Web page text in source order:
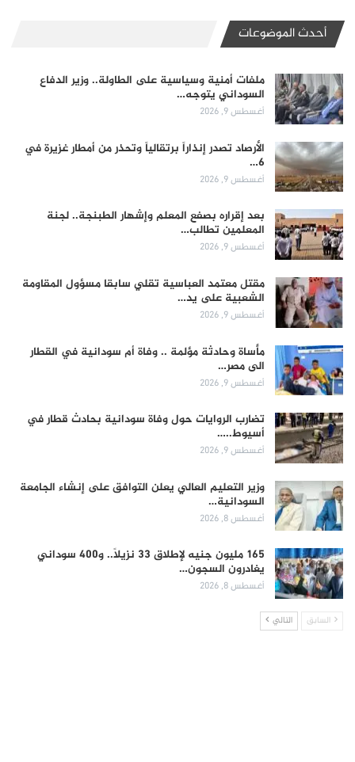
أحدث الموضوعات
ملفات أمنية وسياسية على الطاولة.. وزير الدفاع
السوداني يتوجه…
أغسطس 9, 2026
الأرصاد تصدر إنذاراً برتقالياً وتحذر من أمطار غزيرة في
6…
أغسطس 9, 2026
بعد إقراره بصفع المعلم وإشهار الطبنجة.. لجنة
المعلمين تطالب…
أغسطس 9, 2026
مقتل معتمد العباسية تقلي سابقا مسؤول المقاومة
الشعبية على يد…
أغسطس 9, 2026
مأساة وحادثة مؤلمة .. وفاة أم سودانية في القطار
الى مصر…
أغسطس 9, 2026
تضارب الروايات حول وفاة سودانية بحادث قطار في
أسيوط..…
أغسطس 9, 2026
وزير التعليم العالي يعلن التوافق على إنشاء الجامعة
السودانية…
أغسطس 8, 2026
165 مليون جنيه لإطلاق 33 نزيلاً.. و400 سوداني
يغادرون السجون…
أغسطس 8, 2026
السابق التالي